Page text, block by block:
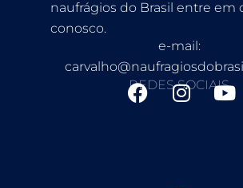
naufrágios do Brasil entre em
conosco.
e-mail:
REDES SOCIAIS
F
I
Y